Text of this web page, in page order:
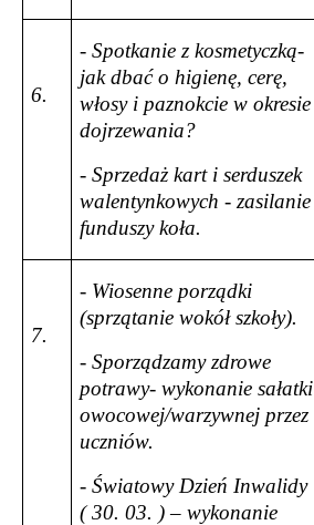
6.
- Spotkanie z kosmetyczką-
jak dbać o higienę, cerę,
włosy i paznokcie w okresie
dojrzewania?
- Sprzedaż kart i serduszek
walentynkowych - zasilanie
funduszy koła.
7.
- Wiosenne porządki
(sprzątanie wokół szkoły).
- Sporządzamy zdrowe
potrawy- wykonanie sałatki
owocowej/warzywnej przez
uczniów.
- Światowy Dzień Inwalidy
( 30. 03. ) – wykonanie